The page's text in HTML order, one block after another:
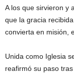
A los que sirvieron y
que la gracia
convierta en misión,
Unida como Iglesia
reafirmó su paso